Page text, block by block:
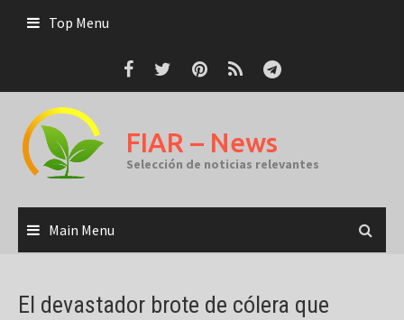
Top Menu
FIAR – News
Selección de noticias relevantes
Main Menu
El devastador brote de cólera que